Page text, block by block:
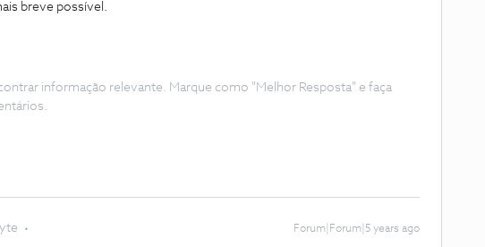
breve possível.
informação relevante. Marque como "Melhor Resposta" e faça
Forum|Forum|5 years ago